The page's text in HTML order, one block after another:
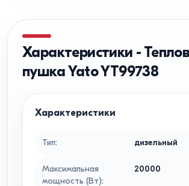
Характеристики -
пушка Yato YT99738
Характеристики
Тип: дизельный
Максимальная
мощность (Вт):
20000